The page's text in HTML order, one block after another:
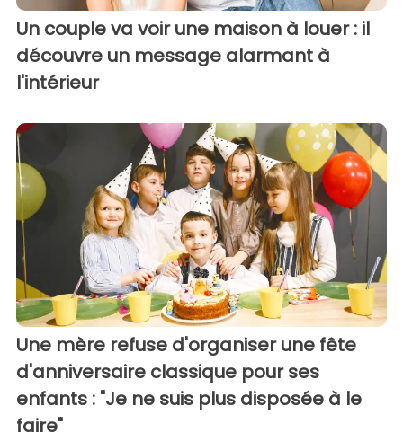
Un couple va voir une maison à louer : il
découvre un message alarmant à
l'intérieur
Une mère refuse d'organiser une fête
d'anniversaire classique pour ses
enfants : "Je ne suis plus disposée à le
faire"